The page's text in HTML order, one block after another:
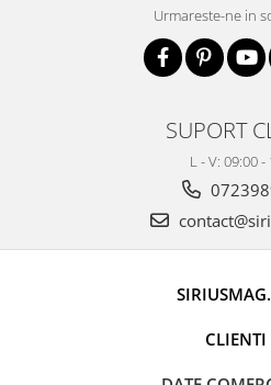
Urmareste-ne in
SUPORT
L - V: 09:00 -
CLIENTI